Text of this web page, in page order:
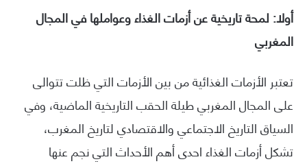
أولا: لمحة تاريخية عن أزمات الغذاء وعواملها في المجال
المغربي
تعتبر الأزمات الغذائية من بين الأزمات التي ظلت تتوالى
على المجال المغربي طيلة الحقب التاريخية الماضية، وفي
السياق التاريخ الاجتماعي والاقتصادي لتاريخ المغرب،
تشكل أزمات الغذاء احدى أهم الأحداث التي نجم عنها